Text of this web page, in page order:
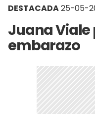
DESTACADA25-05-
Juana Viale
embarazo